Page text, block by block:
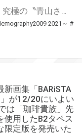
2021～ #
新画集「BARiSTA
」が12/20にいよい
は「珈琲貴族」先
使用したB2タペス
限定版を発売いた